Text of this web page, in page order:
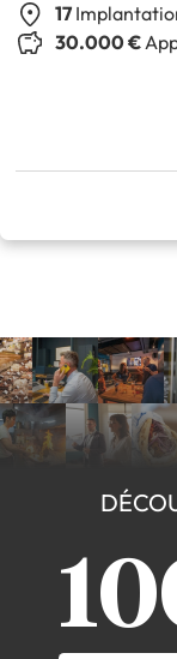
17
30.000 €